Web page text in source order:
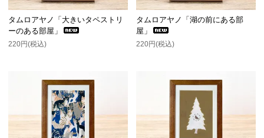
タムロアヤノ「大きいタペストリ
ーのある部屋」
220円(税込)
タムロアヤノ「湖の前にある部
屋」
220円(税込)